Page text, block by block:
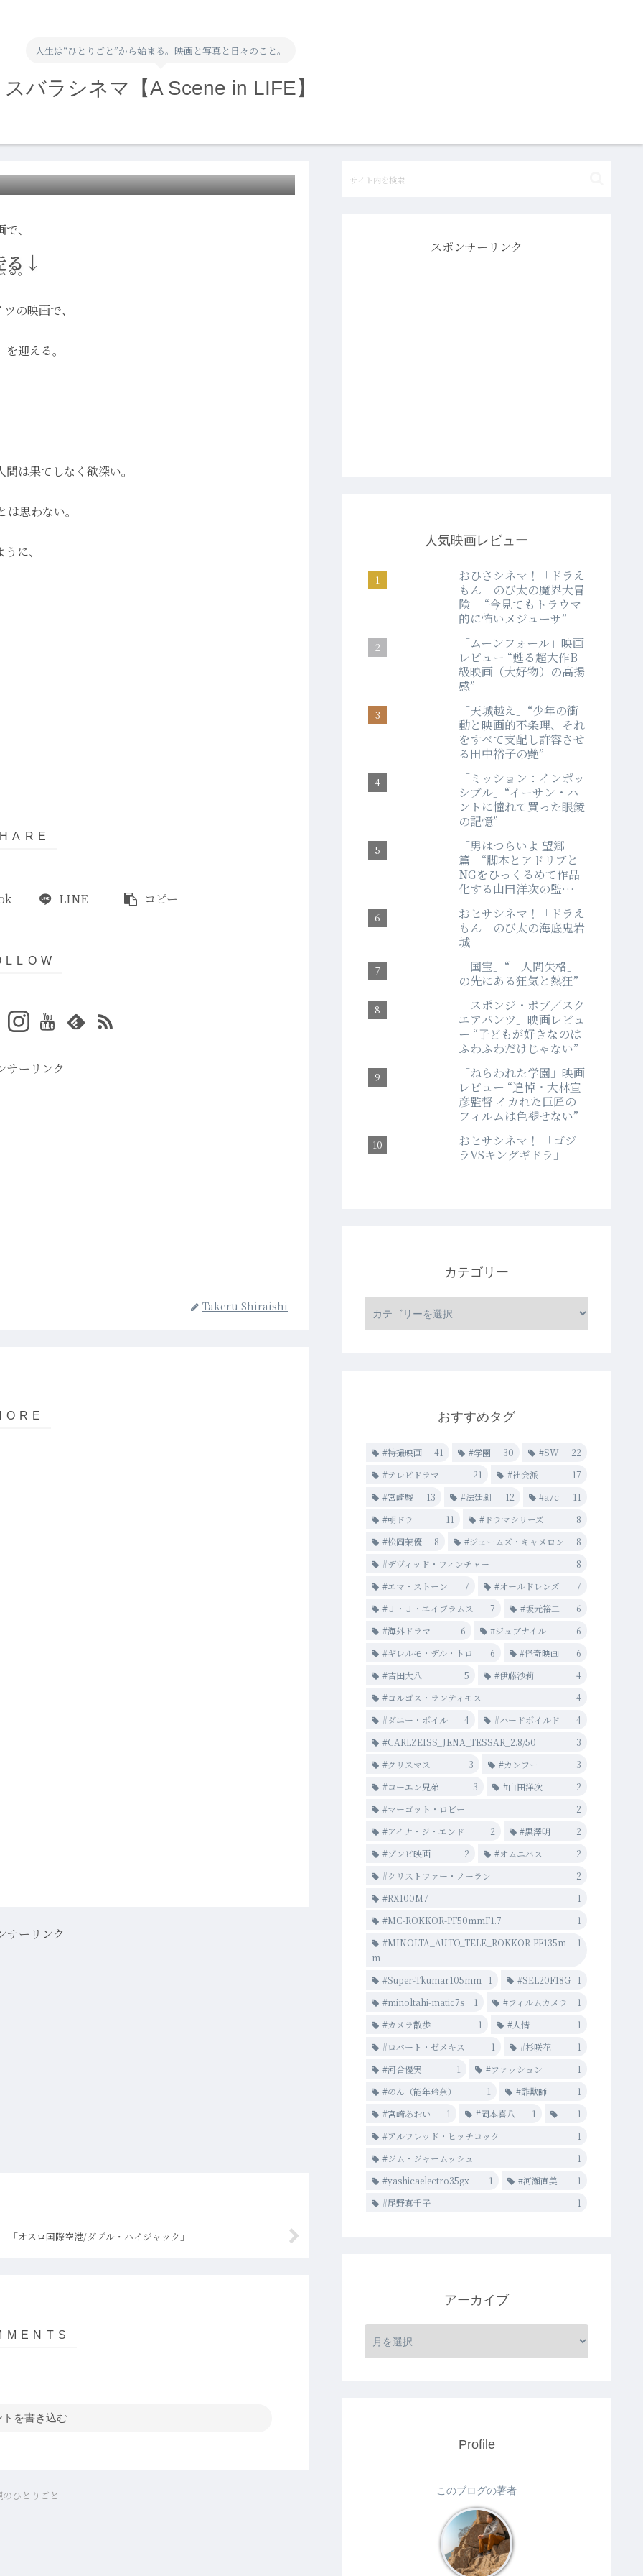
人生は“ひとりごと”から始まる。映画と写真と日々のこと。
スバラシネマ【A Scene in LIFE】
る↓
、
る。
の映画で、
迎える。
は果てしなく欲深い。
思わない。
に、
LINE コピー
サーリンク
Takeru Shiraishi
サーリンク
「オスロ国際空港/ダブル・ハイジャック」
を書き込む
のひとりごと
スポンサーリンク
人気映画レビュー
おひさシネマ！「ドラえ
もん のび太の魔界大冒
険」 “今見てもトラウマ
的に怖いメジューサ”
「ムーンフォール」映画
レビュー “甦る超大作B
級映画（大好物）の高揚
感”
「天城越え」“少年の衝
動と映画的不条理、それ
をすべて支配し許容させ
る田中裕子の艶”
「ミッション：インポッ
シブル」“イーサン・ハ
ントに憧れて買った眼鏡
の記憶”
「男はつらいよ 望郷
篇」“脚本とアドリブと
NGをひっくるめて作品
化する山田洋次の監督
おヒサシネマ！「ドラえ
もん のび太の海底鬼岩
城」
「国宝」“「人間失格」
の先にある狂気と熱狂”
「スポンジ・ボブ／スク
エアパンツ」映画レビュ
ー “子どもが好きなのは
ふわふわだけじゃない”
「ねらわれた学園」映画
レビュー “追悼・大林宣
彦監督 イカれた巨匠の
フィルムは色褪せない”
おヒサシネマ！ 「ゴジ
ラVSキングギドラ」
カテゴリー
おすすめタグ
#特撮映画 41 #学園 30 #SW
22
#テレビドラマ
21 #社会派
17
#宮崎駿
13 #法廷劇 12 #a7c
11
#朝ドラ
11 #ドラマシリーズ
8
#松岡茉優
8 #ジェームズ・キャメロン
8
#デヴィッド・フィンチャー
8
#エマ・ストーン
7 #オールドレンズ
7
#Ｊ・Ｊ・エイブラムス
7 #坂元裕二
6
#海外ドラマ
6 #ジュブナイル
6
#ギレルモ・デル・トロ
6 #怪奇映画
6
#吉田大八
5 #伊藤沙莉
4
#ヨルゴス・ランティモス
4
#ダニー・ボイル
4 #ハードボイルド
4
#CARLZEISS_JENA_TESSAR_2.8/50
3
#クリスマス
3 #カンフー
3
#コーエン兄弟
3 #山田洋次
2
#マーゴット・ロビー
2
#アイナ・ジ・エンド
2 #黒澤明
2
#ゾンビ映画
2 #オムニバス
2
#クリストファー・ノーラン
2
#RX100M7
1
#MC-ROKKOR-PF50mmF1.7
1
#MINOLTA_AUTO_TELE_ROKKOR-PF135m
m
1
#Super-Tkumar105mm 1 #SEL20F18G
1
#minoltahi-matic7s
1 #フィルムカメラ
1
#カメラ散歩
1 #人情
1
#ロバート・ゼメキス
1 #杉咲花
1
#河合優実
1 #ファッション
1
#のん（能年玲奈）
1 #詐欺師
1
#宮﨑あおい
1 #岡本喜八 1
1
#アルフレッド・ヒッチコック
1
#ジム・ジャームッシュ
1
#yashicaelectro35gx
1 #河瀨直美
1
#尾野真千子
1
アーカイブ
Profile
このブログの著者